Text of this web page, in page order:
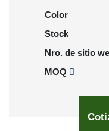
Color
Stock
Nro. de sitio
MOQ